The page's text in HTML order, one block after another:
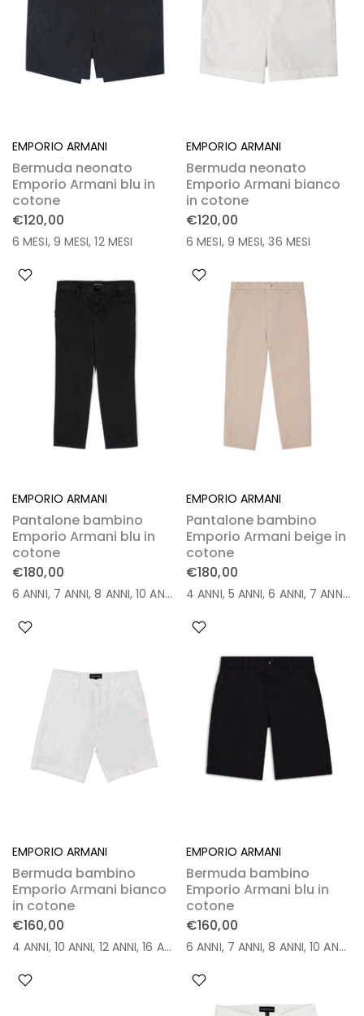
EMPORIO ARMANI
Bermuda neonato
Emporio Armani blu in
cotone
€120,00
6 MESI 9 MESI 12 MESI
EMPORIO ARMANI
Bermuda neonato
Emporio Armani bianco
in cotone
€120,00
6 MESI 9 MESI 36 MESI
EMPORIO ARMANI
Pantalone bambino
Emporio Armani blu in
cotone
€180,00
6 ANNI 7 ANNI 8 ANNI 10 ANNI 14 ANNI 16 ANNI
EMPORIO ARMANI
Pantalone bambino
Emporio Armani beige in
cotone
€180,00
4 ANNI 5 ANNI 6 ANNI 7 ANNI
EMPORIO ARMANI
Bermuda bambino
Emporio Armani bianco
in cotone
€160,00
4 ANNI 10 ANNI 12 ANNI 16 ANNI
EMPORIO ARMANI
Bermuda bambino
Emporio Armani blu in
cotone
€160,00
6 ANNI 7 ANNI 8 ANNI 10 ANNI